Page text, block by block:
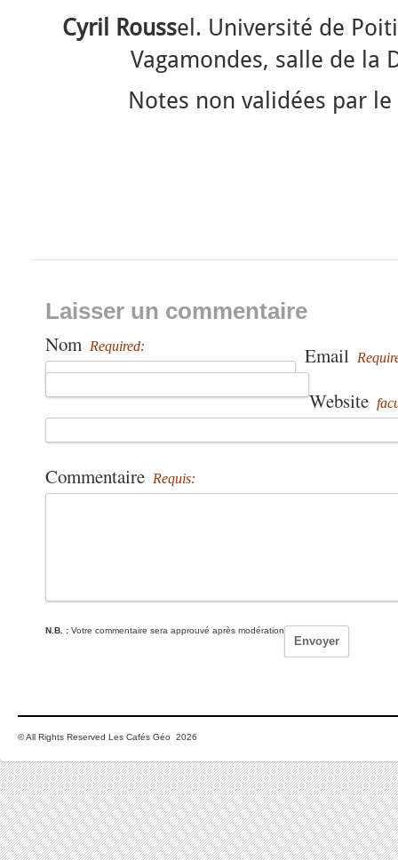
Cyril Roussel. Université de
Vagamondes, salle de la
Notes non validées par
Laisser un commentaire
Nom Required: Email
Website
Commentaire Requis:
N.B. : Votre commentaire sera approuvé après modération
© All Rights Reserved Les Cafés Géo 2026